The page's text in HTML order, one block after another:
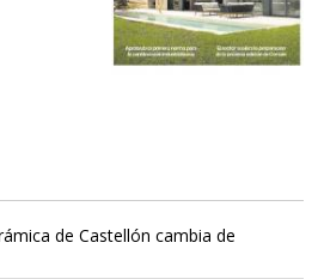
de Castellón cambia de